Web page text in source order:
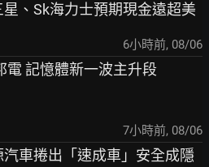
星、Sk海力士預期現金遠超美
6小時前, 08/06
電 記憶體新一波主升段
7小時前, 08/06
汽車捲出「速成車」安全成隱